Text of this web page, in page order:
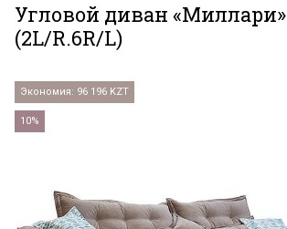
Угловой диван «Миллари»
(2L/R.6R/L)
Экономия: 96 196 KZT
10%